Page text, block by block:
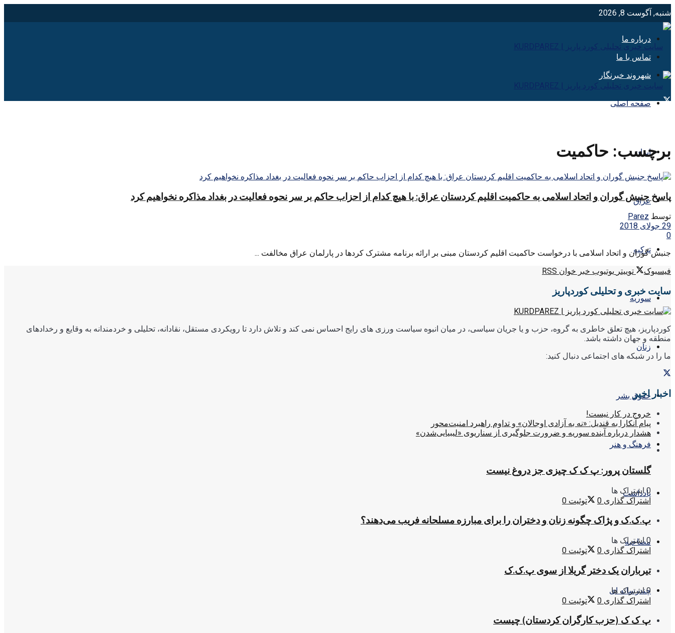
شنبه, آگوست 8, 2026
درباره ما
تماس با ما
شهروند خبرنگار
صفحه اصلی
ایران
عراق
ترکیه
سوریه
زنان
حقوق بشر
فرهنگ و هنر
یادداشت
مصاحبه
چندرسانه ای
برچسب: حاكميت
پاسخ جنبش گوران و اتحاد اسلامی به حاکمیت اقلیم کردستان عراق: با هیچ کدام از احزاب حاکم بر سر نحوه فعالیت در بغداد مذاکره نخواهیم کرد
توسط Parez
29 جولای 2018
0
جنبش گوران و اتحاد اسلامی با درخواست حاکمیت اقلیم کردستان مبنی بر ارائه برنامه مشترک کردها در پارلمان عراق مخالفت ...
فیسبوک
توییتر یوتیوب خبر خوان RSS
سایت خبری و تحلیلی کوردپاریز
کوردپاریز، هیچ تعلق خاطری به گروه، حزب و یا جریان سیاسی، در میان انبوه سیاست ورزی های رایج احساس نمی کند و تلاش دارد تا رویکردی مستقل، نقادانه، تحلیلی و خردمندانه به وقایع و رخدادهای
منطقه و جهان داشته باشد.
ما را در شبکه های اجتماعی دنبال کنید:
اخبار اخیر
خروج در کار نیست!
پیام آنکارا به قندیل: «نه به آزادی اوجالان» و تداوم راهبرد امنیت‌محور
هشدار درباره آینده سوریه و ضرورت جلوگیری از سناریوی «لیبیایی‌شدن»
گلستان پرور: پ ک ک چیزی جز دروغ نیست
0 اشتراک ها
اشتراک گذاری 0 توئیت 0
پ.ک.ک و پژاک چگونه زنان و دختران را برای مبارزه مسلحانه فریب می‌دهند؟
0 اشتراک ها
اشتراک گذاری 0 توئیت 0
تیرباران یک دختر گریلا از سوی پ.ک.ک
0 اشتراک ها
اشتراک گذاری 0 توئیت 0
پ ک ک (حزب کارگران کردستان) چیست